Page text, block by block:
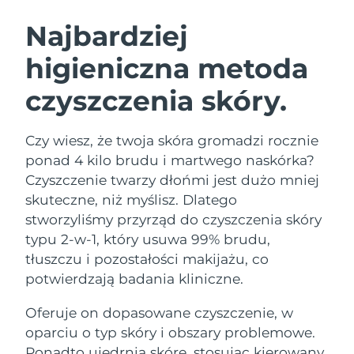
Najbardziej
higieniczna metoda
czyszczenia skóry.
Czy wiesz, że twoja skóra gromadzi rocznie
ponad 4 kilo brudu i martwego naskórka?
Czyszczenie twarzy dłońmi jest dużo mniej
skuteczne, niż myślisz. Dlatego
stworzyliśmy przyrząd do czyszczenia skóry
typu 2-w-1, który usuwa 99% brudu,
tłuszczu i pozostałości makijażu, co
potwierdzają badania kliniczne.
Oferuje on dopasowane czyszczenie, w
oparciu o typ skóry i obszary problemowe.
URODY
Oczyszczanie twarzy
LUNA™ 4 zestaw
Anti-aging massage
LUNA™ 4 Plus
Massage, LED heating
For men, anti-aging massage
Lifting twarzy
BEAR™ 2 zestaw
Microcurrent toning
BEAR™ 2 go
Microcurrent toning on-the-go
Microcurrent line smoothing device
Nawilżenie
UFO™ 3 zestaw
Deep facial hydration
UFO™ 3 LED
Near-infrared and red light therapy
device
Pielęgnacja jamy
ustnej
issa™ 4
Hybrid silicone sonic toothbrush
issa™ 4 plus
Smart hybrid silicone sonic toothbrush
FAQ™ ZABIEG ANTI-AGING
Anti-aging Zabiegi LED
Australia
Oczekiwany czas dostawy
8/12/26
Austria
Oczekiwany czas dostawy
Bahrajn
Oczekiwany czas dostawy
8/10/26
Belgia
Oczekiwany czas dostawy
8/9/26
Bermudy
Oczekiwany czas dostawy
Hercegowina
8/12/26
Oczekiwany czas dostawy